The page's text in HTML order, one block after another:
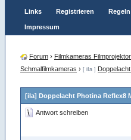
Links Registrieren Regeln
Impressum
Forum › Filmkameras
Schmalfilmkameras › [ iIa ]
[iIa] Doppelacht Photina Reflex8
Antwort schreiben